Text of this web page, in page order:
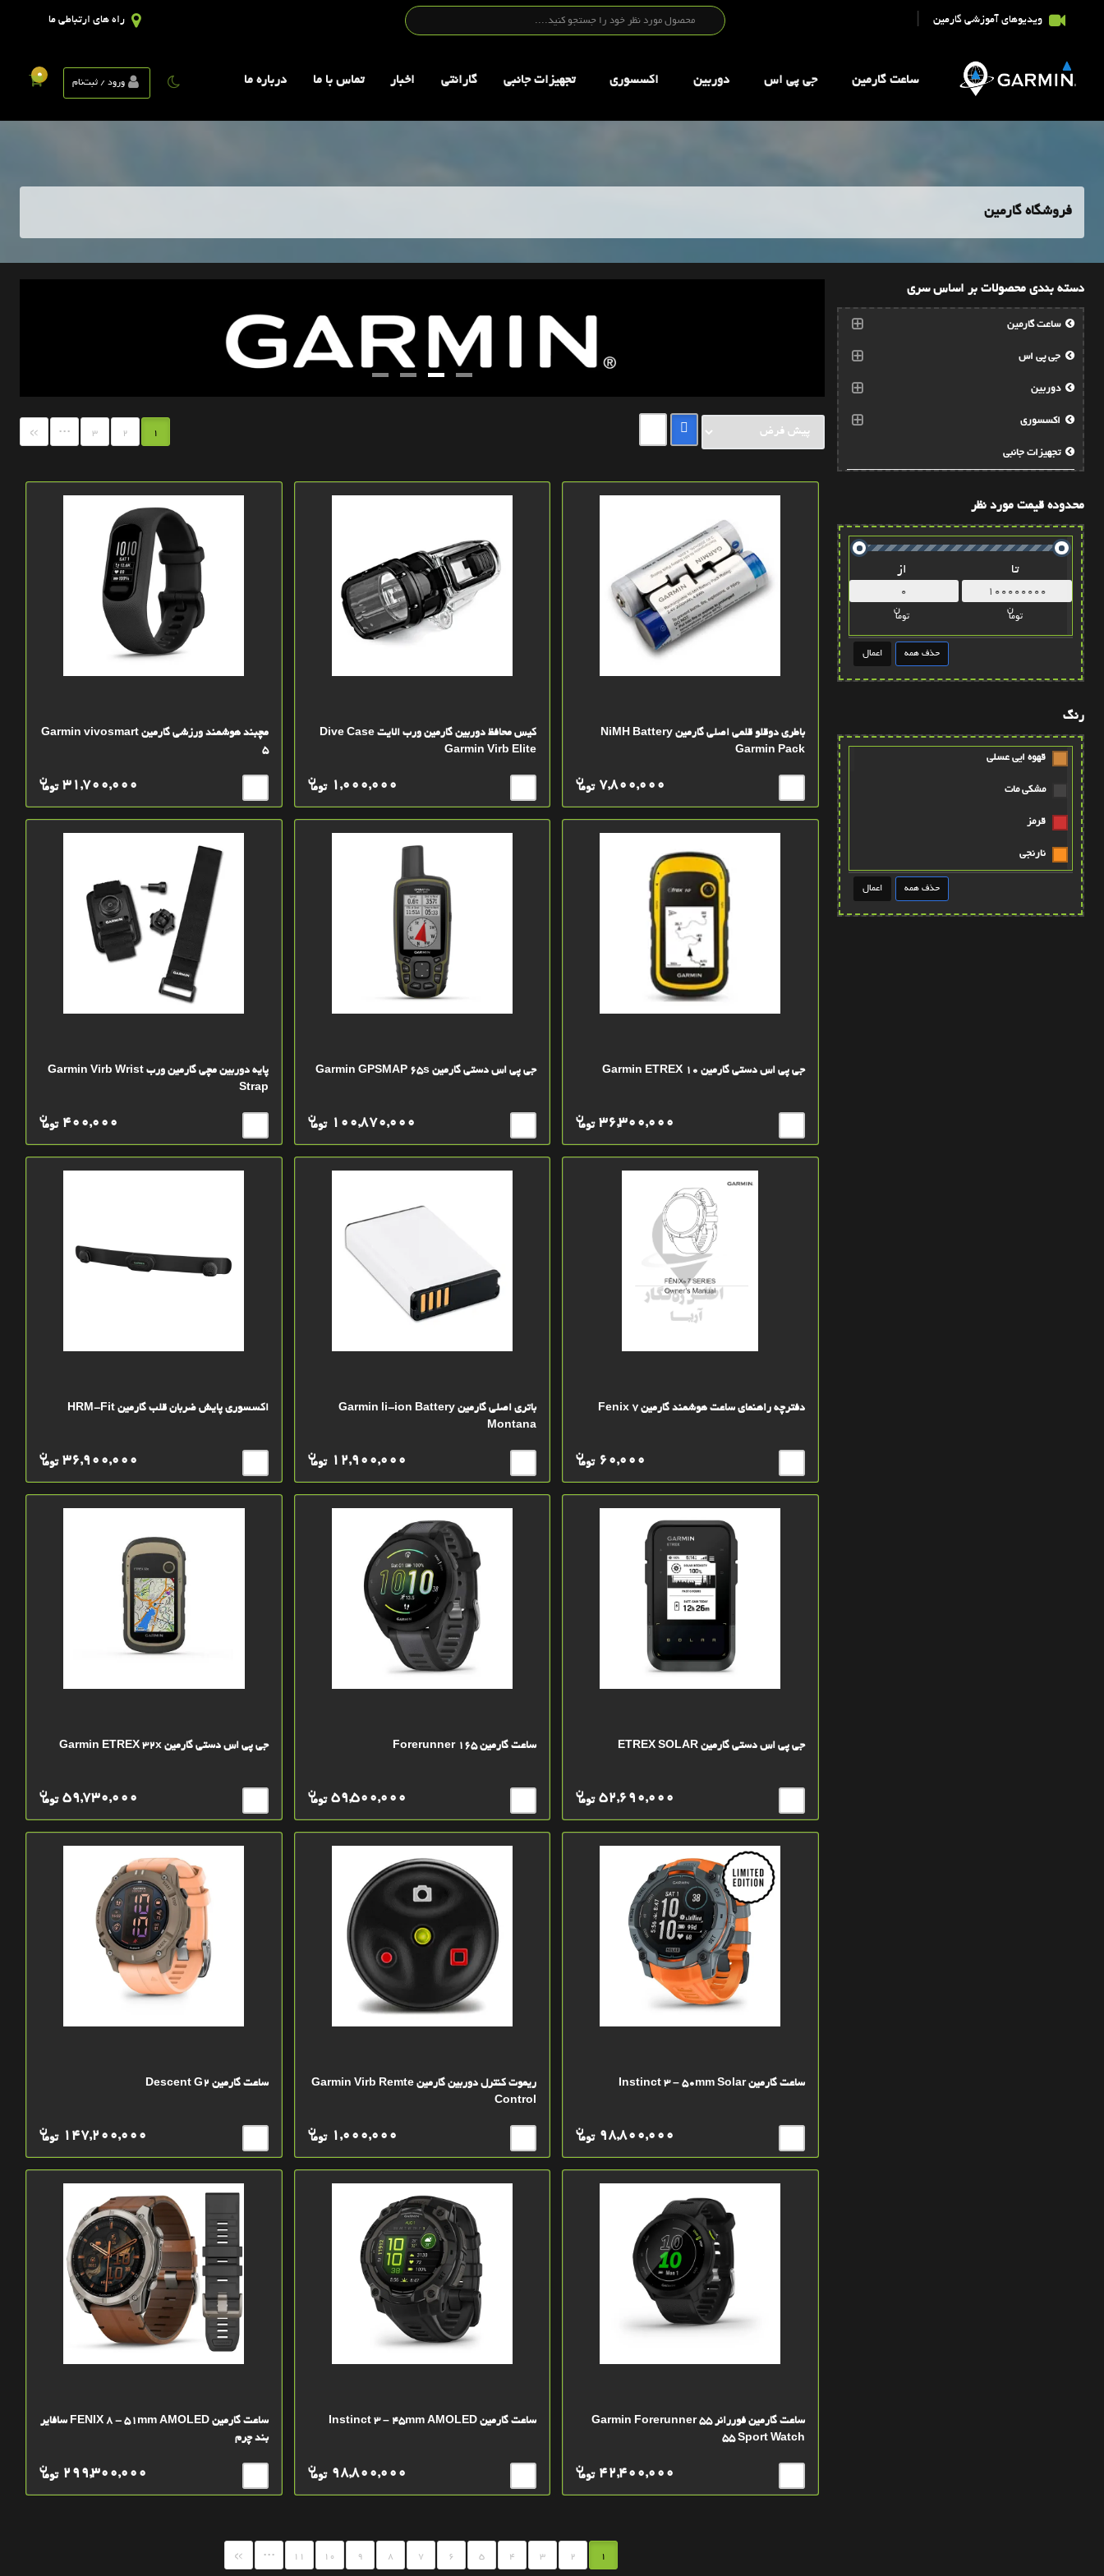
ویدیوهای آموزشی گارمین راه های ارتباطی ما
ورود / ثبت‌نام
0 ساعت گارمین جی پی اس دوربین اکسسوری تجهيزات جانبي گارانتی اخبار تماس با ما درباره ما
فروشگاه گارمین
دسته بندی محصولات بر اساس سری
ساعت گارمین
جی پی اس
دوربین
اکسسوری
تجهيزات جانبي
محدوده قیمت مورد نظر
تا
توما
ن
از
توما
ن
رنگ
قهوه ايي عسلي
مشکي مات
قرمز
نارنجي
قهوه ايي روشن
1
2
3
...
»
باطری دوقلو قلمی اصلی گارمین NiMH Battery
Garmin Pack
توما
ن 7,800,000
کیس محافظ دوربین گارمین ورب الایت Dive Case
Garmin Virb Elite
توما
ن 1,000,000
مچبند هوشمند ورزشی گارمین Garmin vivosmart
5
توما
ن 31,700,000
جی پی اس دستی گارمین Garmin ETREX 10
توما
ن 36,300,000
جی پی اس دستی گارمین Garmin GPSMAP 65s
توما
ن 100,870,000
پایه دوربین مچی گارمین ورب Garmin Virb Wrist
Strap
توما
ن 400,000
دفترچه راهنمای ساعت هوشمند گارمین Fenix 7
توما
ن 60,000
باتري اصلي گارمین Garmin li-ion Battery
Montana
توما
ن 12,900,000
اکسسوری پایش ضربان قلب گارمین HRM-Fit
توما
ن 36,900,000
جی پی اس دستی گارمین ETREX SOLAR
توما
ن 52,690,000
ساعت گارمین Forerunner 165
توما
ن 59,500,000
جی پی اس دستی گارمین Garmin ETREX 32x
توما
ن 59,730,000
ساعت گارمین Instinct 3 – 50mm Solar
توما
ن 98,800,000
ریموت کنترل دوربین گارمین Garmin Virb Remte
Control
توما
ن 1,000,000
ساعت گارمین Descent G2
توما
ن 147,200,000
ساعت گارمين فوررانر 55 Garmin Forerunner
55 Sport Watch
توما
ن 42,400,000
ساعت گارمین Instinct 3 – 45mm AMOLED
توما
ن 98,800,000
ساعت گارمین FENIX 8 - 51mm AMOLED سافایر
بند چرم
توما
ن 299,300,000
1
2
3
4
5
6
7
8
9
10
11
...
»